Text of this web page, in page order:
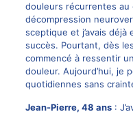
douleurs récurrentes au
décompression
sceptique et j’avais
succès. Pourtant, dès
commencé à ressentir
douleur. Aujourd’hui, je
quotidiennes sans
Jean-Pierre, 48 ans: